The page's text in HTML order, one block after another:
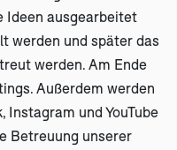
Ideen ausgearbeitet
werden und später das
werden. Am Ende
Außerdem werden
Instagram und YouTube
Betreuung unserer